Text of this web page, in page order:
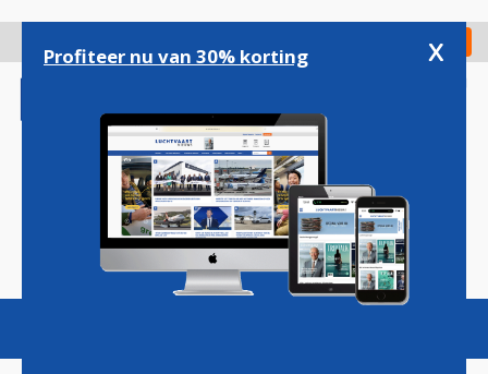
gaan
Check in
Magazine Podcasts Vacatures
Profiteer nu van 30% korting x